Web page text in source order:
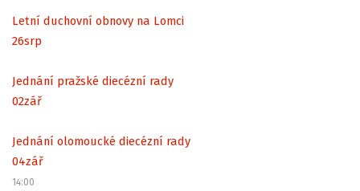
Letní duchovní obnovy na Lomci
26srp
Jednání pražské diecézní rady
02zář
Jednání olomoucké diecézní rady
04zář
14:00